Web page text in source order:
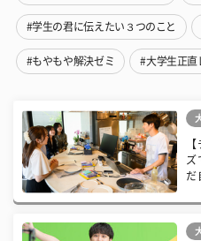
#学生の君に伝えたい３つのこと
#もやもや解決ゼミ #大学生正直
ズ
だ